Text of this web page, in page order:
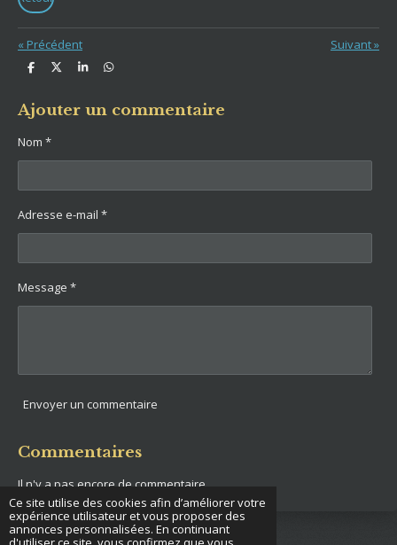
Ce site utilise des cookies afin d’améliorer votre
expérience utilisateur et vous proposer des
annonces personnalisées. En continuant
« Précédent Suivant»
P
t
a
e
P
t
a
P
P
a
Ajouter un commentaire
Nom *
Adresse e-mail *
Message *
Envoyer un commentaire
Commentaires
Il n'y a pas encore de commentaire.